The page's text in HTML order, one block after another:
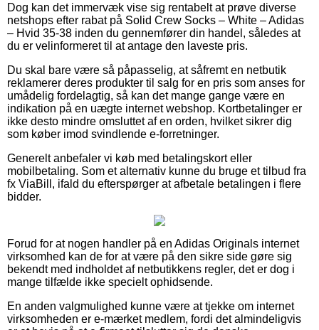
Dog kan det immervæk vise sig rentabelt at prøve diverse
netshops efter rabat på Solid Crew Socks – White – Adidas
– Hvid 35-38 inden du gennemfører din handel, således at
du er velinformeret til at antage den laveste pris.
Du skal bare være så påpasselig, at såfremt en netbutik
reklamerer deres produkter til salg for en pris som anses for
umådelig fordelagtig, så kan det mange gange være en
indikation på en uægte internet webshop. Kortbetalinger er
ikke desto mindre omsluttet af en orden, hvilket sikrer dig
som køber imod svindlende e-forretninger.
Generelt anbefaler vi køb med betalingskort eller
mobilbetaling. Som et alternativ kunne du bruge et tilbud fra
fx ViaBill, ifald du efterspørger at afbetale betalingen i flere
bidder.
Forud for at nogen handler på en Adidas Originals internet
virksomhed kan de for at være på den sikre side gøre sig
bekendt med indholdet af netbutikkens regler, det er dog i
mange tilfælde ikke specielt ophidsende.
En anden valgmulighed kunne være at tjekke om internet
virksomheden er e-mærket medlem, fordi det almindeligvis